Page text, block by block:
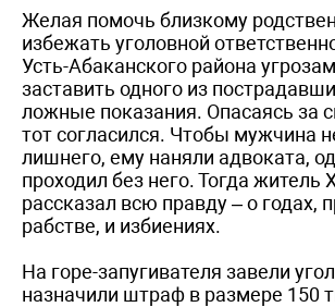
Желая помочь близкому
избежать уголовной
Усть-Абаканского района
заставить одного из
ложные показания. Опасаясь за
тот согласился. Чтобы мужчина
лишнего, ему наняли адвоката,
проходил без него. Тогда житель
рассказал всю правду – о годах,
рабстве, и избиениях.
На горе-запугивателя завели
назначили штраф в размере 150